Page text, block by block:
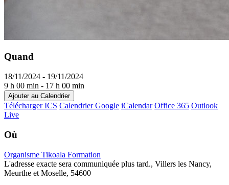
Quand
18/11/2024 - 19/11/2024
9 h 00 min - 17 h 00 min
Ajouter au Calendrier
Télécharger ICS Calendrier Google iCalendar Office 365 Outlook
Live
Où
Organisme Tikoala Formation
L'adresse exacte sera communiquée plus tard., Villers les Nancy,
Meurthe et Moselle, 54600